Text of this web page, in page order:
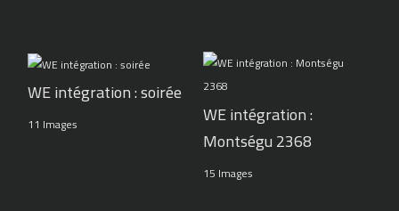
WE intégration : soirée
11 Images
WE intégration :
Montségu 2368
15 Images